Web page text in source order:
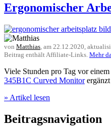
Ergonomischer
von Matthias , am 22.12.2020 ,
Beitrag enthält Affiliate-Links. Mehr
Viele Stunden pro Tag vor
345B1C Curved Monitorergänzt
» Artikel lesen
Beitragsnavigation